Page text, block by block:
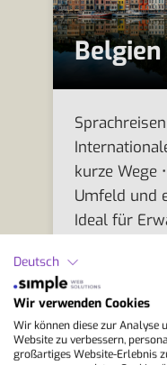
Belgien
kurze Wege
Umfeld und
Ideal für
Deutsch
Wir verwenden Cookies
Wir können diese zur Analyse
Website zu verbessern,
großartiges Website-Erlebnis